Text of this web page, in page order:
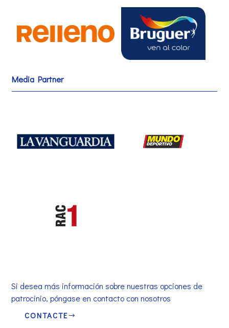
Media Partner
Si desea más información sobre nuestras opciones de
patrocinio, póngase en contacto con nosotros
CONTACTE